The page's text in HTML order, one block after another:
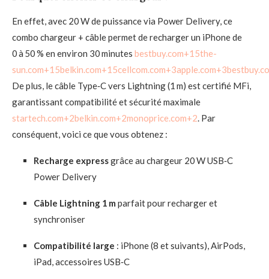
En effet, avec 20 W de puissance via Power Delivery, ce
combo chargeur + câble permet de recharger un iPhone de
0 à 50 % en environ 30 minutes bestbuy.com+15the-
sun.com+15belkin.com+15cellcom.com+3apple.com+3
De plus, le câble Type‑C vers Lightning (1 m) est certifié MFi,
garantissant compatibilité et sécurité maximale
startech.com+2belkin.com+2monoprice.com+2. Par
conséquent, voici ce que vous obtenez :
Recharge expressgrâce au chargeur 20 W USB‑C
Power Delivery
Câble Lightning 1 m parfait pour recharger et
synchroniser
Compatibilité large : iPhone (8 et suivants), AirPods,
iPad, accessoires USB‑C